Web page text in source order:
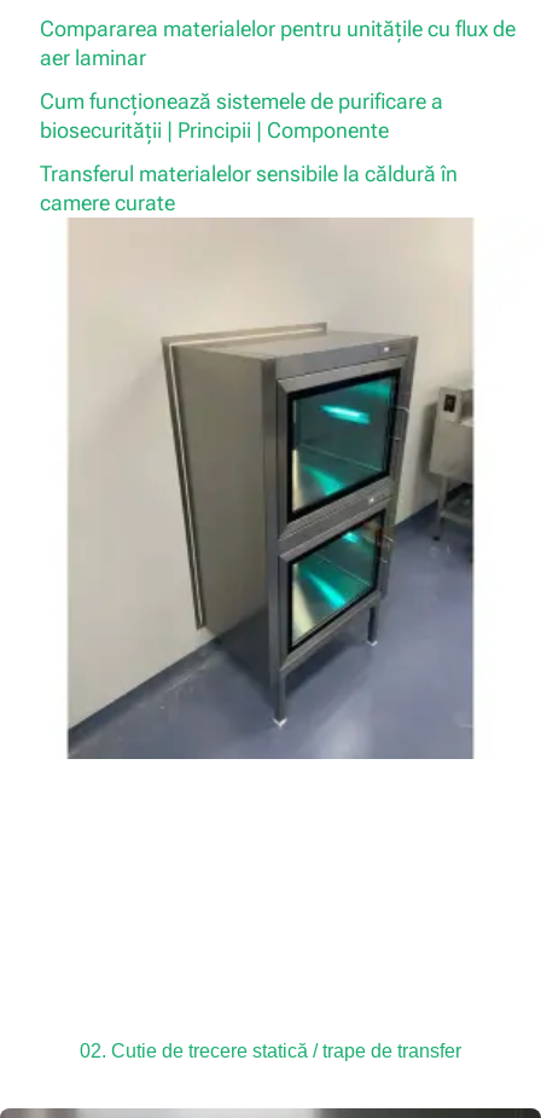
Compararea materialelor pentru unitățile cu flux de
aer laminar
Cum funcționează sistemele de purificare a
biosecurității | Principii | Componente
Transferul materialelor sensibile la căldură în
camere curate
02. Cutie de trecere statică / trape de transfer